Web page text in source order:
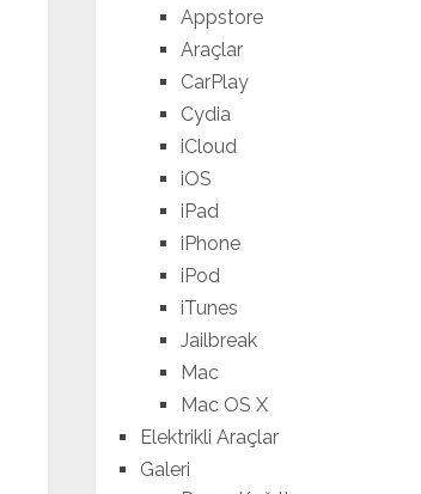
Appstore
Araçlar
CarPlay
Cydia
iCloud
iOS
iPad
iPhone
iPod
iTunes
Jailbreak
Mac
Mac OS X
Elektrikli Araçlar
Galeri